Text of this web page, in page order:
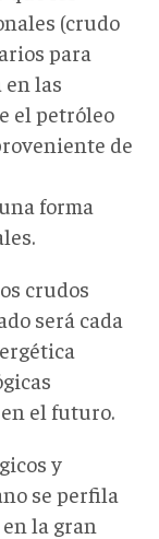
(crudo
para
las
el petróleo
de
forma
crudos
será cada
el futuro.
y
se perfila
la gran